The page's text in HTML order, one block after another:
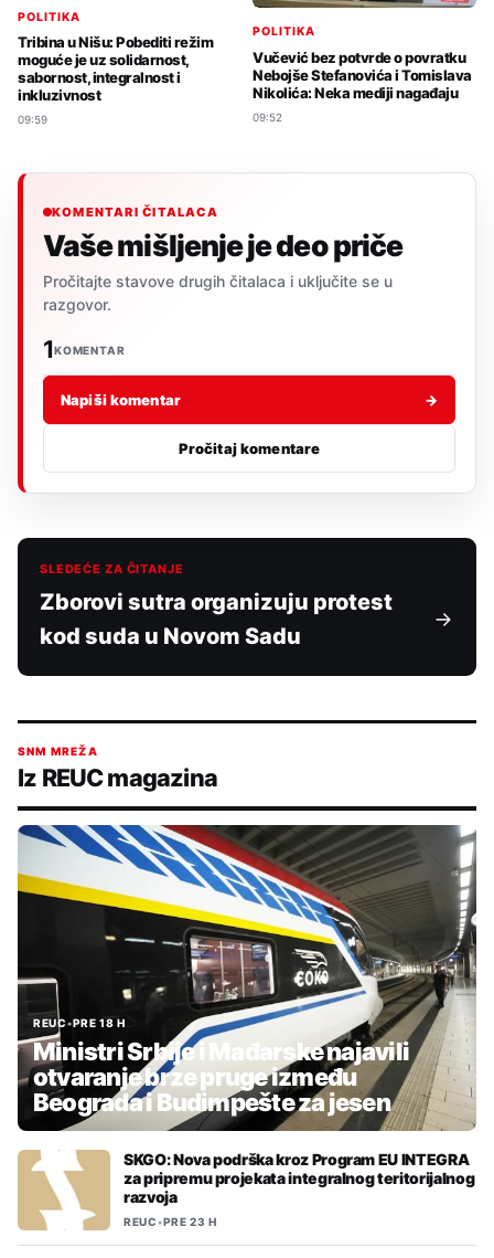
POLITIKA
Tribina u Nišu: Pobediti režim
moguće je uz solidarnost,
sabornost, integralnost i
inkluzivnost
09:59
POLITIKA
Vučević bez potvrde o povratku
Nebojše Stefanovića i Tomislava
Nikolića: Neka mediji nagađaju
09:52
KOMENTARI ČITALACA
Vaše mišljenje je deo priče
Pročitajte stavove drugih čitalaca i uključite se u
razgovor.
1KOMENTAR
Napiši komentar →
Pročitaj komentare
SLEDEĆE ZA ČITANJE
Zborovi sutra organizuju protest
kod suda u Novom Sadu
SNM MREŽA
Iz REUC magazina
REUC•PRE 18 H
Ministri Srbije i Mađarske najavili
otvaranje brze pruge između
Beograda i Budimpešte za jesen
SKGO: Nova podrška kroz Program EU INTEGRA
za pripremu projekata integralnog teritorijalnog
razvoja
REUC•PRE 23 H